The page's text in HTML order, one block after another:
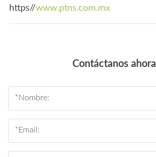
https//www.ptns.com.mx
Contáctanos ahora